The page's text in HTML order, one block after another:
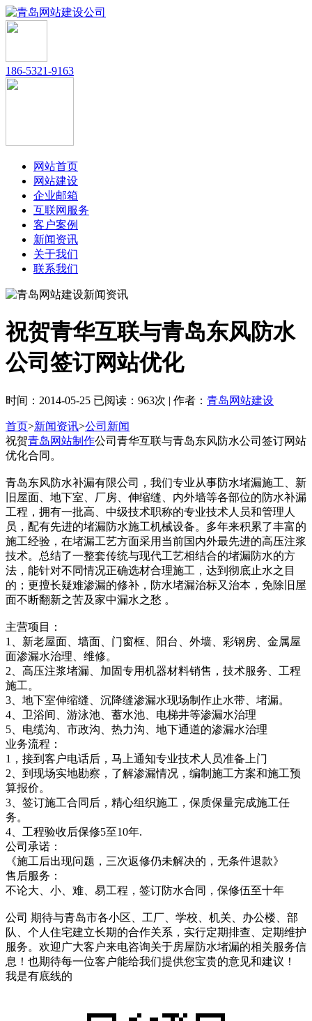
186-5321-9163
网站首页
网站建设
企业邮箱
互联网服务
客户案例
新闻资讯
关于我们
联系我们
祝贺青华互联与青岛东风防水
公司签订网站优化
时间：2014-05-25 已阅读：963次 | 作者： 青岛网站建设
首页>新闻资讯>公司新闻
祝贺青岛网站制作公司青华互联与青岛东风防水公司签订网站
优化合同。
青岛东风防水补漏有限公司，我们专业从事防水堵漏施工、新
旧屋面、地下室、厂房、伸缩缝、内外墙等各部位的防水补漏
工程，拥有一批高、中级技术职称的专业技术人员和管理人
员，配有先进的堵漏防水施工机械设备。多年来积累了丰富的
施工经验，在堵漏工艺方面采用当前国内外最先进的高压注浆
技术。总结了一整套传统与现代工艺相结合的堵漏防水的方
法，能针对不同情况正确选材合理施工，达到彻底止水之目
的；更擅长疑难渗漏的修补，防水堵漏治标又治本，免除旧屋
面不断翻新之苦及家中漏水之愁 。
主营项目：
1、新老屋面、墙面、门窗框、阳台、外墙、彩钢房、金属屋
面渗漏水治理、维修。
2、高压注浆堵漏、加固专用机器材料销售，技术服务、工程
施工。
3、地下室伸缩缝、沉降缝渗漏水现场制作止水带、堵漏。
4、卫浴间、游泳池、蓄水池、电梯井等渗漏水治理
5、电缆沟、市政沟、热力沟、地下通道的渗漏水治理
业务流程：
1，接到客户电话后，马上通知专业技术人员准备上门
2、到现场实地勘察，了解渗漏情况，编制施工方案和施工预
算报价。
3、签订施工合同后，精心组织施工，保质保量完成施工任
务。
4、工程验收后保修5至10年.
公司承诺：
《施工后出现问题，三次返修仍未解决的，无条件退款》
售后服务：
不论大、小、难、易工程，签订防水合同，保修伍至十年
公司 期待与青岛市各小区、工厂、学校、机关、办公楼、部
队、个人住宅建立长期的合作关系，实行定期排查、定期维护
服务。欢迎广大客户来电咨询关于房屋防水堵漏的相关服务信
息！也期待每一位客户能给我们提供您宝贵的意见和建议！
我是有底线的